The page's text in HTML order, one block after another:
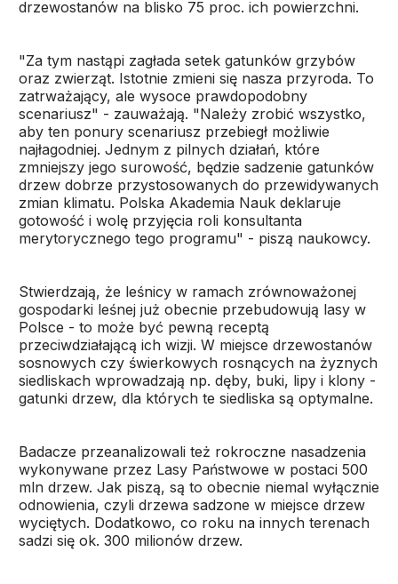
drzewostanów na blisko 75 proc. ich powierzchni.
"Za tym nastąpi zagłada setek gatunków grzybów
oraz zwierząt. Istotnie zmieni się nasza przyroda. To
zatrważający, ale wysoce prawdopodobny
scenariusz" - zauważają. "Należy zrobić wszystko,
aby ten ponury scenariusz przebiegł możliwie
najłagodniej. Jednym z pilnych działań, które
zmniejszy jego surowość, będzie sadzenie gatunków
drzew dobrze przystosowanych do przewidywanych
zmian klimatu. Polska Akademia Nauk deklaruje
gotowość i wolę przyjęcia roli konsultanta
merytorycznego tego programu" - piszą naukowcy.
Stwierdzają, że leśnicy w ramach zrównoważonej
gospodarki leśnej już obecnie przebudowują lasy w
Polsce - to może być pewną receptą
przeciwdziałającą ich wizji. W miejsce drzewostanów
sosnowych czy świerkowych rosnących na żyznych
siedliskach wprowadzają np. dęby, buki, lipy i klony -
gatunki drzew, dla których te siedliska są optymalne.
Badacze przeanalizowali też rokroczne nasadzenia
wykonywane przez Lasy Państwowe w postaci 500
mln drzew. Jak piszą, są to obecnie niemal wyłącznie
odnowienia, czyli drzewa sadzone w miejsce drzew
wyciętych. Dodatkowo, co roku na innych terenach
sadzi się ok. 300 milionów drzew.